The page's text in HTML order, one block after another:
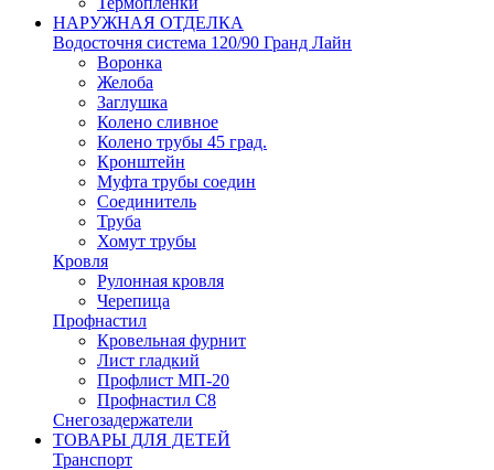
НАРУЖНАЯ ОТДЕЛКА
Водосточня система 120/90 Гранд Лайн
Воронка
Желоба
Заглушка
Колено сливное
Колено трубы 45 град.
Кронштейн
Муфта трубы соедин
Соединитель
Труба
Хомут трубы
Кровля
Рулонная кровля
Черепица
Профнастил
Кровельная фурнит
Лист гладкий
Профлист МП-20
Профнастил С8
Снегозадержатели
ТОВАРЫ ДЛЯ ДЕТЕЙ
Транспорт